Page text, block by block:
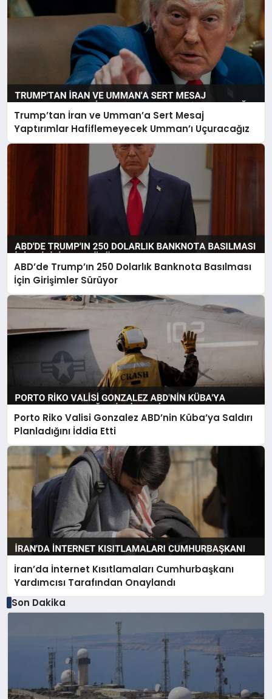
Trump’tan İran ve Umman’a Sert Mesaj
Yaptırımlar Hafiflemeyecek Umman’ı Uçuracağız
ABD’de Trump’ın 250 Dolarlık Banknota Basılması
İçin Girişimler Sürüyor
Porto Riko Valisi Gonzalez ABD’nin Küba’ya Saldırı
Planladığını İddia Etti
İran’da İnternet Kısıtlamaları Cumhurbaşkanı
Yardımcısı Tarafından Onaylandı
Son Dakika